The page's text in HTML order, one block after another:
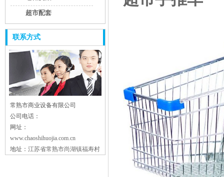
超市配套
联系方式
常熟市商业设备有限公司
公司电话：
网址：
www.chaoshihuojia.com.cn
地址： 江苏省常熟市尚湖镇福寿村